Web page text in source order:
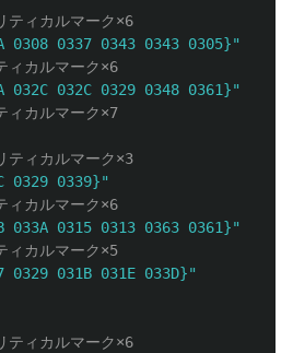
ティカルマーク×6
0308 0337 0343 0343 0305}"
ィカルマーク×6
032C 032C 0329 0348 0361}"
ィカルマーク×7
ティカルマーク×3
0329 0339}"
ィカルマーク×6
033A 0315 0313 0363 0361}"
ィカルマーク×5
0329 031B 031E 033D}"
ティカルマーク×6